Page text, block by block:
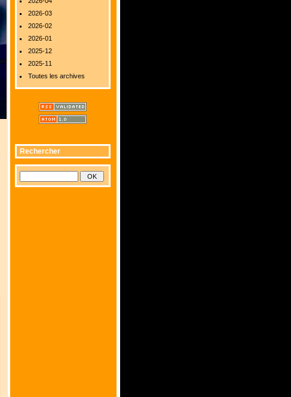
2026-03
2026-02
2026-01
2025-12
2025-11
Toutes les archives
Rechercher